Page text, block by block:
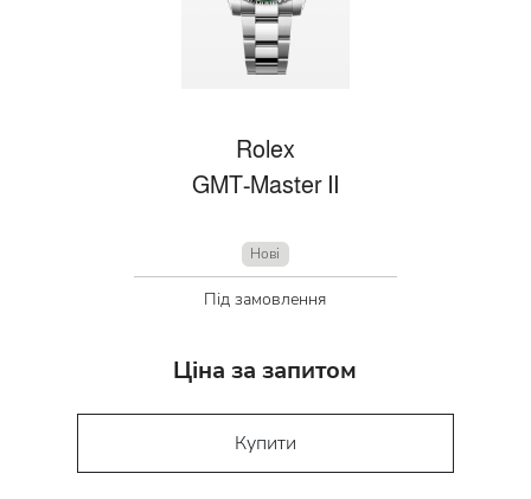
Rolex
GMT-Master II
Нові
Під замовлення
Ціна за запитом
Купити